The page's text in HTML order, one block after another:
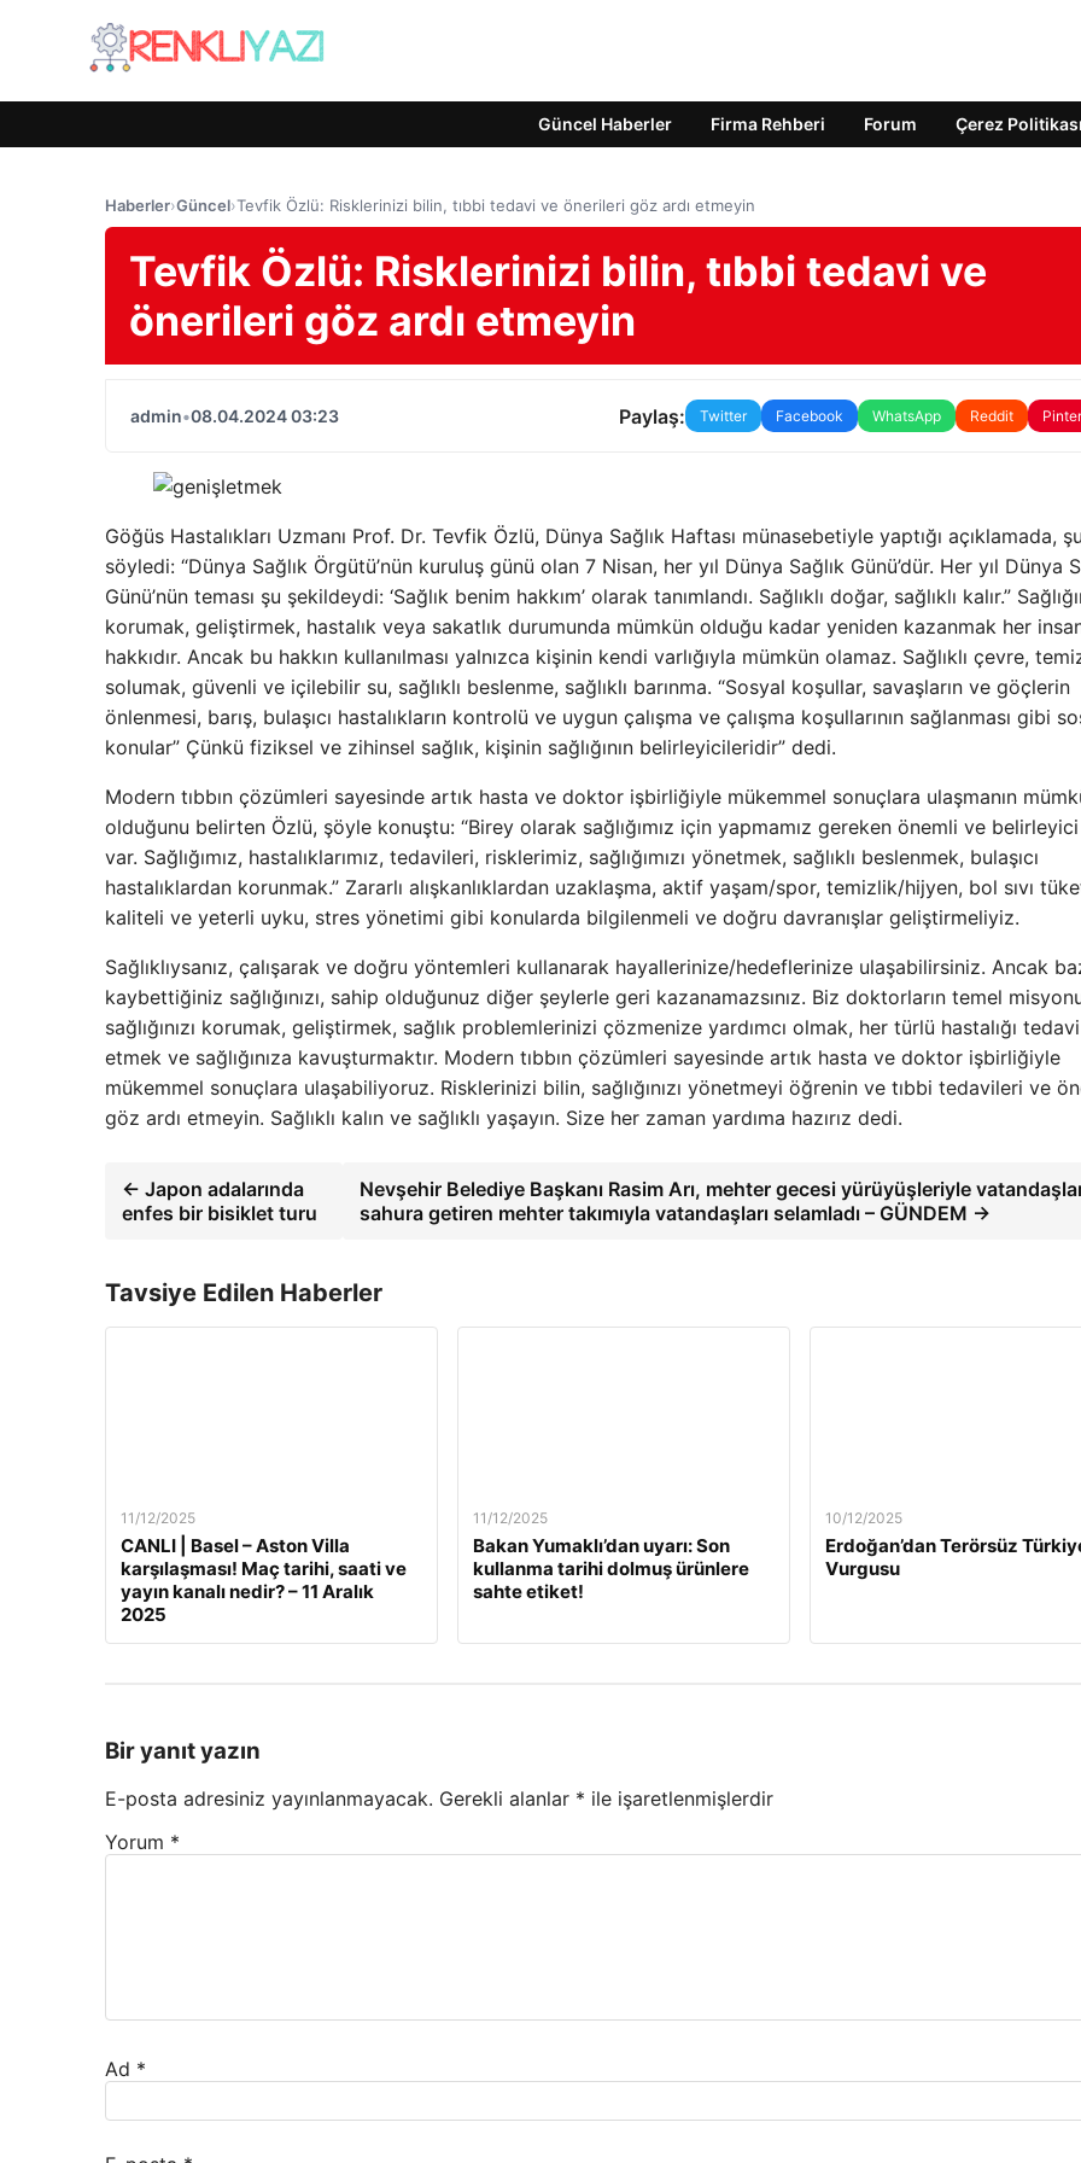
Güncel Haberler Firma Rehberi Forum Çerez Politikası
Haberler›Güncel›Tevfik Özlü: Risklerinizi bilin, tıbbi tedavi ve önerileri göz ardı etmeyin
Tevfik Özlü: Risklerinizi bilin, tıbbi tedavi ve
önerileri göz ardı etmeyin
admin•08.04.2024 03:23 Paylaş: Twitter Facebook WhatsApp Reddit
Göğüs Hastalıkları Uzmanı Prof. Dr. Tevfik Özlü, Dünya Sağlık Haftası münasebetiyle yaptığı açıklamada,
söyledi: “Dünya Sağlık Örgütü’nün kuruluş günü olan 7 Nisan, her yıl Dünya Sağlık Günü’dür. Her yıl Dünya
Günü’nün teması şu şekildeydi: ‘Sağlık benim hakkım’ olarak tanımlandı. Sağlıklı doğar, sağlıklı kalır.”
korumak, geliştirmek, hastalık veya sakatlık durumunda mümkün olduğu kadar yeniden kazanmak her
hakkıdır. Ancak bu hakkın kullanılması yalnızca kişinin kendi varlığıyla mümkün olamaz. Sağlıklı çevre,
solumak, güvenli ve içilebilir su, sağlıklı beslenme, sağlıklı barınma. “Sosyal koşullar, savaşların ve göçlerin
önlenmesi, barış, bulaşıcı hastalıkların kontrolü ve uygun çalışma ve çalışma koşullarının sağlanması gibi
konular” Çünkü fiziksel ve zihinsel sağlık, kişinin sağlığının belirleyicileridir” dedi.
Modern tıbbın çözümleri sayesinde artık hasta ve doktor işbirliğiyle mükemmel sonuçlara ulaşmanın
olduğunu belirten Özlü, şöyle konuştu: “Birey olarak sağlığımız için yapmamız gereken önemli ve
var. Sağlığımız, hastalıklarımız, tedavileri, risklerimiz, sağlığımızı yönetmek, sağlıklı beslenmek, bulaşıcı
hastalıklardan korunmak.” Zararlı alışkanlıklardan uzaklaşma, aktif yaşam/spor, temizlik/hijyen, bol sıvı
kaliteli ve yeterli uyku, stres yönetimi gibi konularda bilgilenmeli ve doğru davranışlar geliştirmeliyiz.
Sağlıklıysanız, çalışarak ve doğru yöntemleri kullanarak hayallerinize/hedeflerinize ulaşabilirsiniz. Ancak
kaybettiğiniz sağlığınızı, sahip olduğunuz diğer şeylerle geri kazanamazsınız. Biz doktorların temel
sağlığınızı korumak, geliştirmek, sağlık problemlerinizi çözmenize yardımcı olmak, her türlü hastalığı tedavi
etmek ve sağlığınıza kavuşturmaktır. Modern tıbbın çözümleri sayesinde artık hasta ve doktor işbirliğiyle
mükemmel sonuçlara ulaşabiliyoruz. Risklerinizi bilin, sağlığınızı yönetmeyi öğrenin ve tıbbi tedavileri ve
göz ardı etmeyin. Sağlıklı kalın ve sağlıklı yaşayın. Size her zaman yardıma hazırız dedi.
← Japon adalarında
enfes bir bisiklet turu
Nevşehir Belediye Başkanı Rasim Arı, mehter gecesi yürüyüşleriyle
sahura getiren mehter takımıyla vatandaşları selamladı – GÜNDEM →
Tavsiye Edilen Haberler
11/12/2025
CANLI | Basel – Aston Villa
karşılaşması! Maç tarihi, saati ve
yayın kanalı nedir? – 11 Aralık
2025
11/12/2025
Bakan Yumaklı’dan uyarı: Son
kullanma tarihi dolmuş ürünlere
sahte etiket!
10/12/2025
Erdoğan’dan Terörsüz
Vurgusu
Bir yanıt yazın
E-posta adresiniz yayınlanmayacak. Gerekli alanlar * ile işaretlenmişlerdir
Yorum *
Ad *